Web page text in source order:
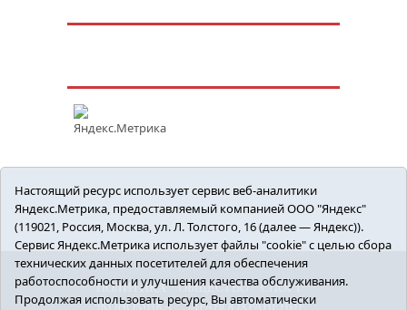
ПОЛИТИКА ОБЩЕСТВО
СПОРТ
ЭКОНОМИКА
ЗДРАВООХРАНЕНИЕ
Настоящий ресурс использует сервис веб-аналитики
Яндекс.Метрика, предоставляемый компанией ООО "Яндекс"
(119021, Россия, Москва, ул. Л. Толстого, 16 (далее — Яндекс)).
Сервис Яндекс.Метрика использует файлы "cookie" с целью сбора
технических данных посетителей для обеспечения
работоспособности и улучшения качества обслуживания.
Продолжая использовать ресурс, Вы автоматически